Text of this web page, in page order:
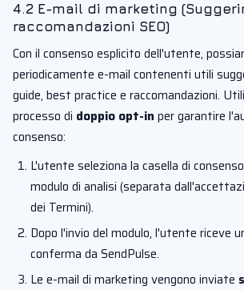
4.2 E-mail di marketing
raccomandazioni SEO)
Con il consenso esplicito dell'utente,
periodicamente e-mail contenenti utili
guide, best practice e raccomandazioni.
processo di doppio opt-in per garantire
consenso:
L'utente seleziona la casella di
modulo di analisi (separata
dei Termini).
Dopo l'invio del modulo, l'utente riceve
conferma da SendPulse.
Le e-mail di marketing vengono inviate